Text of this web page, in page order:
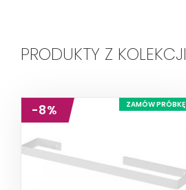
PRODUKTY Z KOLEKCJI
-8% ZAMÓW PRÓBKĘ